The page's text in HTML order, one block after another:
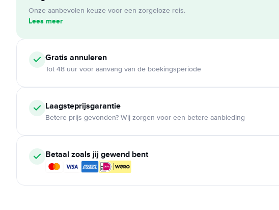
Onze aanbevolen keuze voor een zorgeloze reis.
Lees meer
Gratis annuleren
Tot 48 uur voor aanvang van de boekingsperiode
Laagsteprijsgarantie
Betere prijs gevonden? Wij zorgen voor een betere aanbieding
Betaal zoals jij gewend bent